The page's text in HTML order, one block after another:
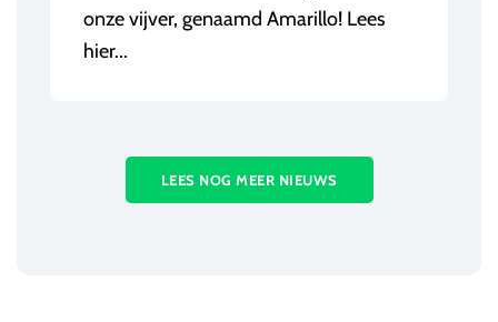
onze vijver, genaamd Amarillo! Lees
hier...
LEES NOG MEER NIEUWS